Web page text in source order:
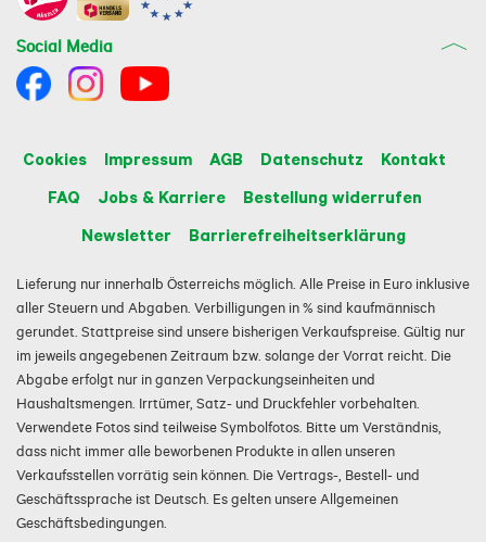
Social Media
Cookies Impressum AGB Datenschutz
Kontakt
FAQ
Jobs & Karriere
Bestellung widerrufen
Newsletter
Barrierefreiheitserklärung
Lieferung nur innerhalb Österreichs möglich. Alle Preise in Euro inklusive
aller Steuern und Abgaben. Verbilligungen in % sind kaufmännisch
gerundet. Stattpreise sind unsere bisherigen Verkaufspreise. Gültig nur
im jeweils angegebenen Zeitraum bzw. solange der Vorrat reicht. Die
Abgabe erfolgt nur in ganzen Verpackungseinheiten und
Haushaltsmengen. Irrtümer, Satz- und Druckfehler vorbehalten.
Verwendete Fotos sind teilweise Symbolfotos. Bitte um Verständnis,
dass nicht immer alle beworbenen Produkte in allen unseren
Verkaufsstellen vorrätig sein können. Die Vertrags-, Bestell- und
Geschäftssprache ist Deutsch. Es gelten unsere Allgemeinen
Geschäftsbedingungen.